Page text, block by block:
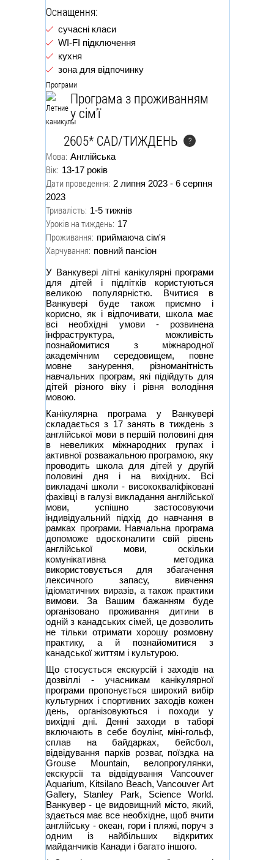
Оснащення:
сучасні класи
WI-FI підключення
кухня
зона для відпочинку
Програми
Програма з проживанням
у сім'ї
2605* CAD/ТИЖДЕНЬ
?
Мова: Англійська
Вік: 13-17 років
Дати проведення: 2 липня 2023 - 6 серпня
2023
Тривалість: 1-5 тижнів
Уроків на тиждень: 17
Проживання: приймаюча сім'я
Харчування: повний пансіон
У Ванкувері літні канікулярні програми
для дітей і підлітків користуються
великою популярністю. Вчитися в
Ванкувері буде також приємно і
корисно, як і відпочивати, школа має
всі необхідні умови - розвинена
інфраструктура, можливість
познайомитися з міжнародної
академічним середовищем, повне
мовне занурення, різноманітність
навчальних програм, які підійдуть для
дітей різного віку і рівня володіння
мовою.
Канікулярна програма у Ванкувері
складається з 17 занять в тиждень з
англійської мови в першій половині дня
в невеликих міжнародних групах і
активної розважальною програмою, яку
проводить школа для дітей у другій
половині дня і на вихідних. Всі
викладачі школи - висококваліфіковані
фахівці в галузі викладання англійської
мови, успішно застосовуючи
індивідуальний підхід до навчання в
рамках програми. Навчальна програма
допоможе вдосконалити свій рівень
англійської мови, оскільки
комунікативна методика
використовується для збагачення
лексичного запасу, вивчення
ідіоматичних виразів, а також практики
вимови. За Вашим бажанням буде
організовано проживання дитини в
одній з канадських сімей, це дозволить
не тільки отримати хорошу розмовну
практику, а й познайомитися з
канадської життям і культурою.
Що стосується екскурсій і заходів на
дозвіллі - учасникам канікулярної
програми пропонується широкий вибір
культурних і спортивних заходів кожен
день, організовуються і походи у
вихідні дні. Денні заходи в таборі
включають в себе боулінг, міні-гольф,
сплав на байдарках, бейсбол,
відвідування парків розваг, поїздка на
Grouse Mountain, велопрогулянки,
екскурсії та відвідування Vancouver
Aquarium, Kitsilano Beach, Vancouver Art
Gallery, Stanley Park, Science World.
Ванкувер - це видовищний місто, який,
здається має все необхідне, щоб вчити
англійську - океан, гори і пляжі, поруч з
одним із найбільших відкритих
майданчиків Канади і багато іншого.